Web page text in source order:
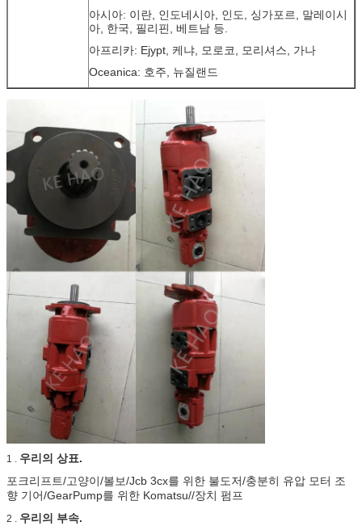
아시아: 이란, 인도네시아, 인도, 싱가포르, 말레이시
아, 한국, 필리핀, 베트남 등.
아프리카: Ejypt, 케냐, 모로코, 모리셔스, 가나
Oceanica: 호주, 뉴질랜드
1 . 우리의 상표.
포크리프트/고양이/볼보/Jcb 3cx를 위한 불도저/충분히 유압 모터 조
향 기어/GearPump를 위한 Komatsu//장치 펌프
2 . 우리의 부속.